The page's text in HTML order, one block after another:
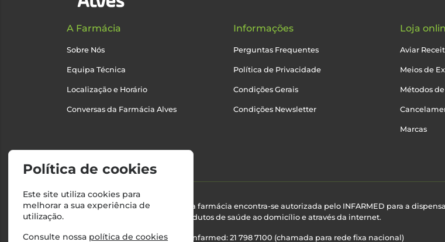
A Farmácia
Sobre Nós
Equipa Técnica
Localização e Horário
Conversas da Farmácia Alves
Informações
Perguntas Frequentes
Política de Privacidade
Condições Gerais
Condições Newsletter
Loja
Aviar
Meios de
Métodos
Marcas
Esta farmácia encontra-se autorizada pelo INFARMED para a
produtos de saúde ao domicílio e através da internet.
Nº Infarmed: 21 798 7100 (chamada para rede fixa nacional)
Política de cookies
Este site utiliza cookies para
melhorar a sua experiência de
utilização.
Consulte nossa política de cookies